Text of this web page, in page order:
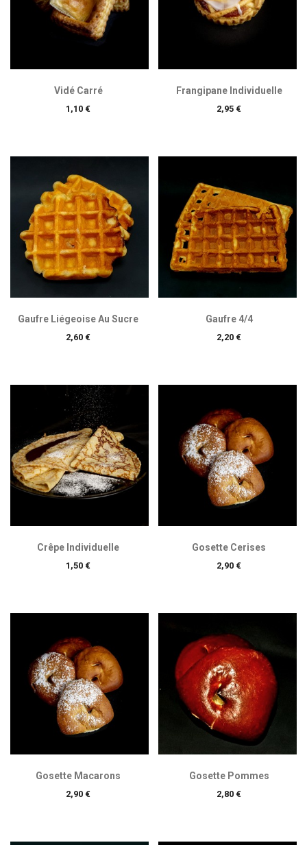
Vidé Carré
Prix
1,10 €
Frangipane Individuelle
Prix
2,95 €
Gaufre Liégeoise Au Sucre
Prix
2,60 €
Gaufre 4/4
Prix
2,20 €
Crêpe Individuelle
Prix
1,50 €
Gosette Cerises
Prix
2,90 €
Gosette Macarons
Prix
2,90 €
Gosette Pommes
Prix
2,80 €